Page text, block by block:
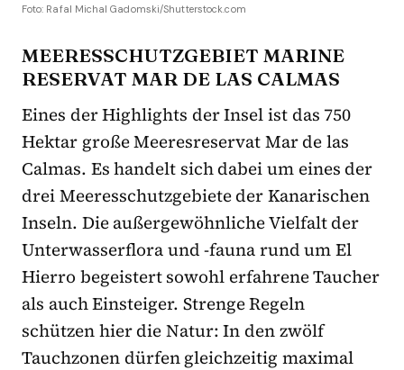
Foto: Rafal Michal Gadomski/Shutterstock.com
MEERESSCHUTZGEBIET MARINE
RESERVAT MAR DE LAS CALMAS
Eines der Highlights der Insel ist das 750
Hektar große Meeresreservat Mar de las
Calmas. Es handelt sich dabei um eines der
drei Meeresschutzgebiete der Kanarischen
Inseln. Die außergewöhnliche Vielfalt der
Unterwasserflora und -fauna rund um El
Hierro begeistert sowohl erfahrene Taucher
als auch Einsteiger. Strenge Regeln
schützen hier die Natur: In den zwölf
Tauchzonen dürfen gleichzeitig maximal